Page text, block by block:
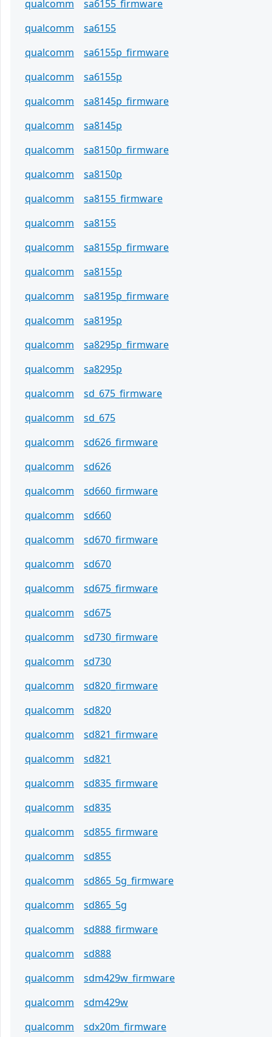
qualcomm
sa6155_firmware
qualcomm
sa6155
qualcomm
sa6155p_firmware
qualcomm
sa6155p
qualcomm
sa8145p_firmware
qualcomm
sa8145p
qualcomm
sa8150p_firmware
qualcomm
sa8150p
qualcomm
sa8155_firmware
qualcomm
sa8155
qualcomm
sa8155p_firmware
qualcomm
sa8155p
qualcomm
sa8195p_firmware
qualcomm
sa8195p
qualcomm
sa8295p_firmware
qualcomm
sa8295p
qualcomm
sd_675_firmware
qualcomm
sd_675
qualcomm
sd626_firmware
qualcomm
sd626
qualcomm
sd660_firmware
qualcomm
sd660
qualcomm
sd670_firmware
qualcomm
sd670
qualcomm
sd675_firmware
qualcomm
sd675
qualcomm
sd730_firmware
qualcomm
sd730
qualcomm
sd820_firmware
qualcomm
sd820
qualcomm
sd821_firmware
qualcomm
sd821
qualcomm
sd835_firmware
qualcomm
sd835
qualcomm
sd855_firmware
qualcomm
sd855
qualcomm
sd865_5g_firmware
qualcomm
sd865_5g
qualcomm
sd888_firmware
qualcomm
sd888
qualcomm
sdm429w_firmware
qualcomm
sdm429w
qualcomm
sdx20m_firmware